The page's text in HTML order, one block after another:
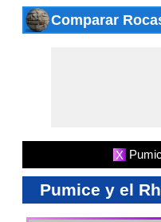
Comparar
X
Pumice y el